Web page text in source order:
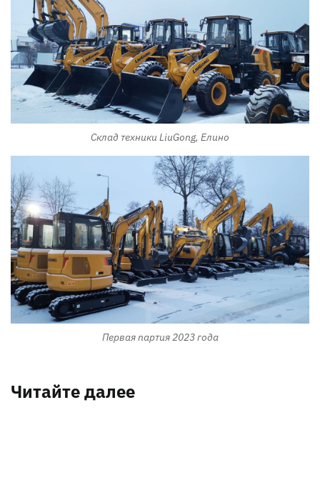
Склад техники LiuGong, Елино
Первая партия 2023 года
Читайте далее